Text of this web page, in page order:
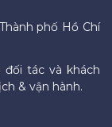
phố Hồ Chí
tác và khách
& vận hành.